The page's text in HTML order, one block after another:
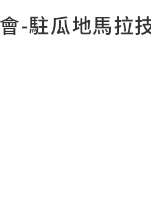
-駐瓜地馬拉